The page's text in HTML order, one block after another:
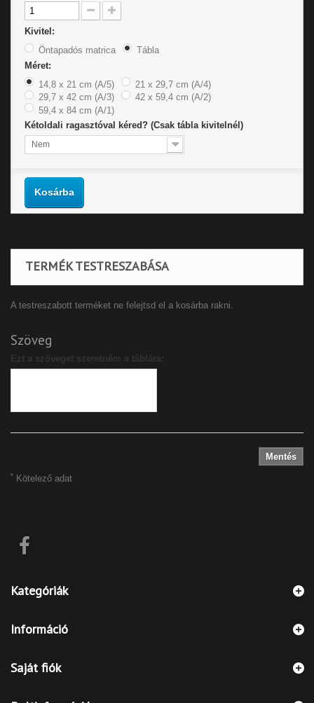
Kivitel:
Öntapadós matrica
Tábla
Méret:
14,8 x 21 cm (A/5)
21 x 29,7 cm (A/4)
29,7 x 42 cm (A/3)
42 x 59,4 cm (A/2)
59,4 x 84 cm (A/1)
Kétoldali ragasztóval kéred? (Csak tábla kivitelnél)
Nem
Kosárba
TERMÉK TESTRESZABÁSA
A testreszabott terméket ne felejtsd el a kosárba rakni.
Szöveg
Ezt a szöveget szeretném a táblára:
Mentés
* Kötelező adat
Kategóriák
Információ
Saját fiók